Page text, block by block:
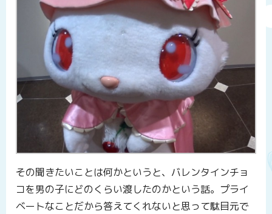
その聞きたいことは何かというと、バレンタインチョ
コを男の子にどのくらい渡したのかという話。プライ
ベートなことだから答えてくれないと思って駄目元で